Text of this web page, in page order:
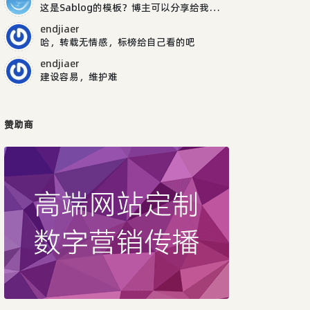
这是Sablog的模板？博主可以分享给我吗，谢谢
endjiaer
哈，转载无情感，标榜给自己看的吧
endjiaer
建设容易，维护难
赞助商